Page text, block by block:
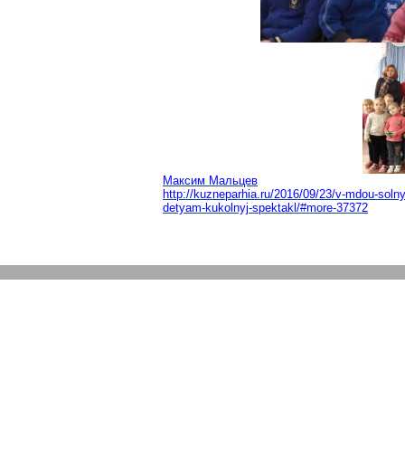
Максим Мальцев
http://kuzneparhia.ru/2016/09/23/v-mdou-
detyam-kukolnyj-spektakl/#more-37372